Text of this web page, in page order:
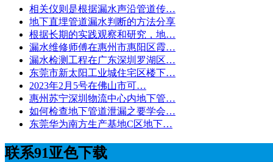
相关仪则是根据漏水声沿管道传…
地下直埋管道漏水判断的方法分享
根据长期的实践观察和研究，地…
漏水维修师傅在惠州市惠阳区霞…
漏水检测工程在广东深圳罗湖区…
东莞市新太阳工业城住宅区楼下…
2023年2月5号在佛山市可…
惠州苏宁深圳物流中心内地下管…
如何检查地下管道泄漏之要学会…
东莞华为南方生产基地C区地下…
联系91亚色下载